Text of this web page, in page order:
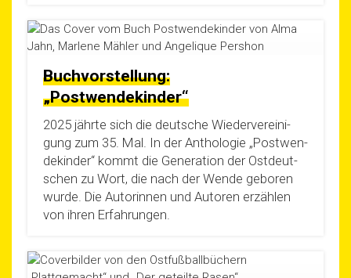
Buchvorstellung:
„Postwendekinder“
2025 jähr­te sich die deut­sche Wie­der­ver­ei­ni­
gung zum 35. Mal. In der Antho­lo­gie „Post­wen­
de­kin­der“ kommt die Gene­ra­ti­on der Ost­deut­
schen zu Wort, die nach der Wen­de gebo­ren
wur­de. Die Autorin­nen und Autoren erzäh­len
von ihren Erfahrungen.